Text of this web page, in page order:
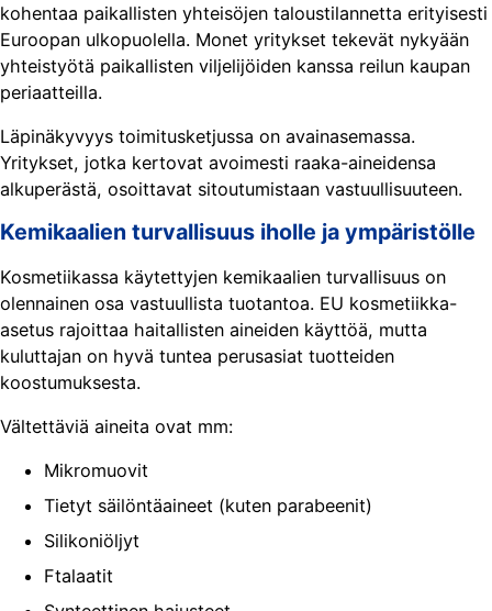
kohentaa paikallisten yhteisöjen taloustilannetta erityisesti
Euroopan ulkopuolella. Monet yritykset tekevät nykyään
yhteistyötä paikallisten viljelijöiden kanssa reilun kaupan
periaatteilla.
Läpinäkyvyys toimitusketjussa on avainasemassa.
Yritykset, jotka kertovat avoimesti raaka-aineidensa
alkuperästä, osoittavat sitoutumistaan vastuullisuuteen.
Kemikaalien turvallisuus iholle ja ympäristölle
Kosmetiikassa käytettyjen kemikaalien turvallisuus on
olennainen osa vastuullista tuotantoa. EU kosmetiikka-
asetus rajoittaa haitallisten aineiden käyttöä, mutta
kuluttajan on hyvä tuntea perusasiat tuotteiden
koostumuksesta.
Vältettäviä aineita ovat mm:
Mikromuovit
Tietyt säilöntäaineet (kuten parabeenit)
Silikoniöljyt
Ftalaatit